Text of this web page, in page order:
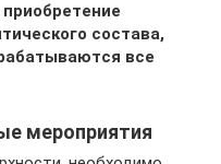
состава,
все
мероприятия